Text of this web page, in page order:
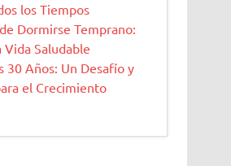
los Tiempos
Dormirse Temprano:
Vida Saludable
30 Años: Un Desafío y
el Crecimiento